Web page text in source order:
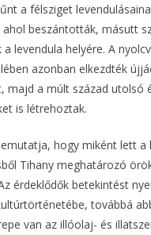
a félsziget
ahol beszántották, másutt
levendula helyére. A
azonban elkezdték
majd a múlt század utolsó
is létrehoztak.
hogy miként lett a
Tihany meghatározó
érdeklődők betekintést
továbbá
van az illóolaj- és